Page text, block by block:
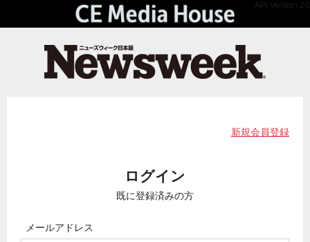
API Version 2.0
新規会員登録
ログイン
既に登録済みの方
メールアドレス